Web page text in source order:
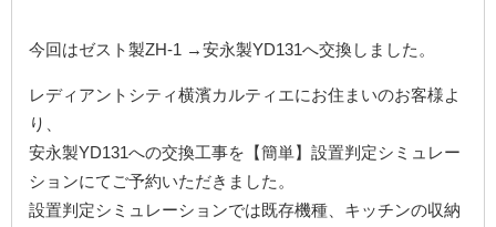
今回はゼスト製ZH-1 →安永製YD131へ交換しました。
レディアントシティ横濱カルティエにお住まいのお客様よ
り、
安永製YD131への交換工事を【簡単】設置判定シミュレー
ションにてご予約いただきました。
設置判定シミュレーションでは既存機種、キッチンの収納